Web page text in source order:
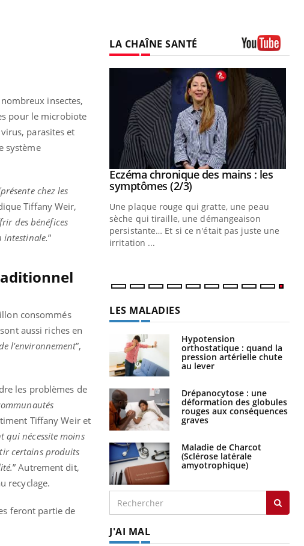
insectes,
pour le microbiote
parasites et
système
chez les
Tiffany Weir,
des bénéfices
intestinale.”
consommés
aussi riches en
l'environnement”,
les problèmes de
Tiffany Weir et
qui nécessite moins
certains produits
” Autrement dit,
recyclage.
feront partie de
LA CHAÎNE SANTÉ
Youtube
Dr Inès Zaraa,
vous explique
vos mains au quotidien
Youtube
Eczéma chronique des mains : les
symptômes (2/3)Youtube
Une plaque rouge qui gratte, une peau
sèche qui tiraille, une démangeaison
persistante… Et si ce n'était pas juste une
irritation ...
LES MALADIES
Hypotension
orthostatique : quand la
pression artérielle chute
au lever
Drépanocytose : une
déformation des globules
rouges aux conséquences
graves
Maladie de Charcot
(Sclérose latérale
amyotrophique)
J'AI MAL